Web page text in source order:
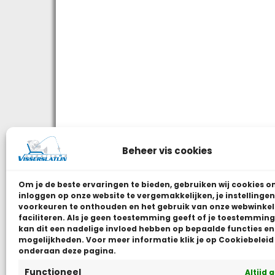
Beheer vis cookies
Om je de beste ervaringen te bieden, gebruiken wij cookies
inloggen op onze website te vergemakkelijken, je
voorkeuren te onthouden en het gebruik van onze
faciliteren. Als je geen toestemming geeft of je
kan dit een nadelige invloed hebben op bepaalde functies en
mogelijkheden. Voor meer informatie klik je op Cookiebeleid
onderaan deze pagina.
Functioneel Altijd